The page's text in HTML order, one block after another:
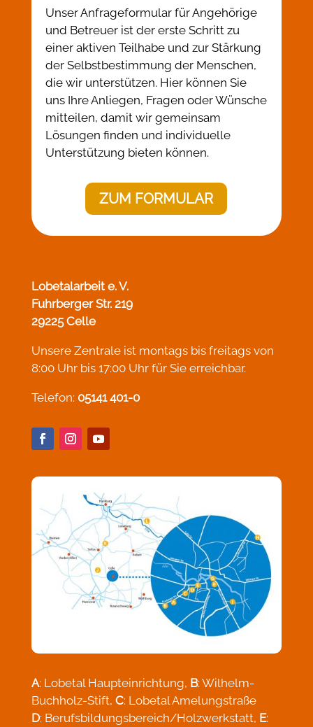
Unser Anfrageformular für Angehörige
und Betreuer ist der erste Schritt zu
einer aktiven Teilhabe und zur Stärkung
der Selbstbestimmung der Menschen,
die wir unterstützen. Hier können Sie
uns Ihre Anliegen, Fragen oder Wünsche
mitteilen, damit wir gemeinsam
Lösungen finden und individuelle
Unterstützung bieten können.
ZUM FORMULAR
Lobetalarbeit e. V.
Fuhrberger Str. 219
29225 Celle
Unsere Zentrale ist montags bis freitags von
8:00 Uhr bis 17:00 Uhr für Sie erreichbar.
Telefon: 05141 401-0
A: Lobetal Haupteinrichtung, B: Wilhelm-
Buchholz-Stift, C: Lobetal Amelungstraße
D: Berufsbildungsbereich/Holzwerkstatt, E: